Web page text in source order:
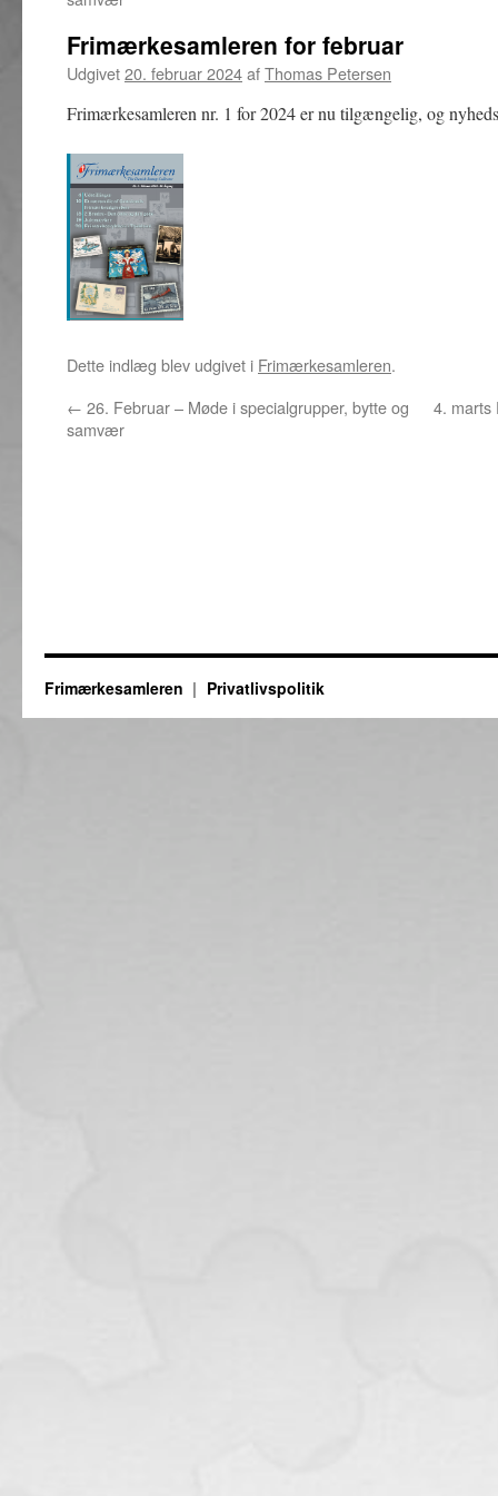
Frimærkesamleren for februar
Udgivet20. februar 2024afThomas Petersen
Frimærkesamleren nr. 1 for 2024 er nu tilgængelig, og
Dette indlæg blev udgivet i Frimærkesamleren.
← 26. Februar – Møde i specialgrupper, bytte og
samvær
4. marts
Frimærkesamleren Privatlivspolitik